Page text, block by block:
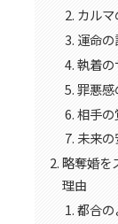
カル
運命
執着の
罪悪感
相手の
未来
略奪婚を
理由
都合